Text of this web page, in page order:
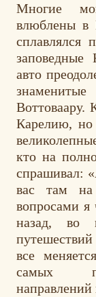
Многие
влюблены в
сплавлялся
авто
Воттоваару.
Карелию, но
кто на
спрашивал:
вас там
вопросами я
назад,
все
самых
направлений